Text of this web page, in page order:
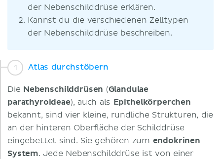
der Nebenschilddrüse erklären.
Kannst du die verschiedenen Zelltypen
der Nebenschilddrüse beschreiben.
Atlas durchstöbern
Die Nebenschilddrüsen (Glandulae
parathyroideae), auch als Epithelkörperchen
bekannt, sind vier kleine, rundliche Strukturen, die
an der hinteren Oberfläche der Schilddrüse
eingebettet sind. Sie gehören zum endokrinen
System. Jede Nebenschilddrüse ist von einer